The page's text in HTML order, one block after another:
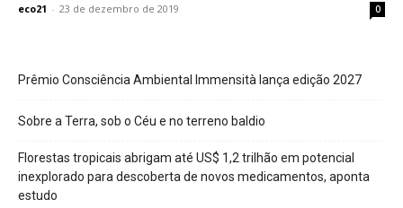
eco21 - 23 de dezembro de 2019 0
Prêmio Consciência Ambiental Immensità lança edição 2027
Sobre a Terra, sob o Céu e no terreno baldio
Florestas tropicais abrigam até US$ 1,2 trilhão em potencial
inexplorado para descoberta de novos medicamentos, aponta
estudo